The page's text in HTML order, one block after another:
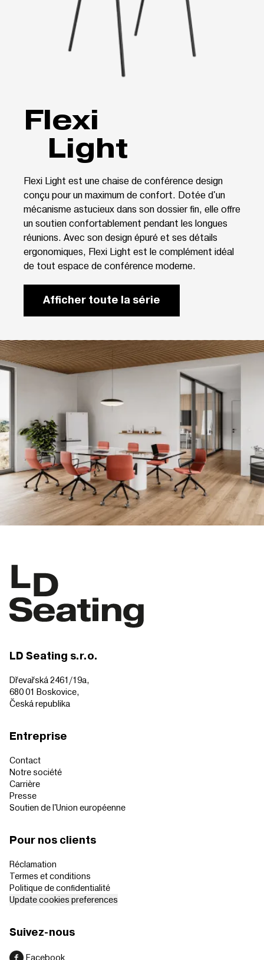
Flexi
Light
Flexi Light est une chaise de conférence design
conçu pour un maximum de confort. Dotée d'un
mécanisme astucieux dans son dossier fin, elle offre
un soutien confortablement pendant les longues
réunions. Avec son design épuré et ses détails
ergonomiques, Flexi Light est le complément idéal
de tout espace de conférence moderne.
Afficher toute la série
LD Seating s.r.o.
Dřevařská 2461/19a,
680 01 Boskovice,
Česká republika
Entreprise
Contact
Notre société
Carrière
Presse
Soutien de l'Union européenne
Pour nos clients
Réclamation
Termes et conditions
Politique de confidentialité
Update cookies preferences
Suivez-nous
Facebook